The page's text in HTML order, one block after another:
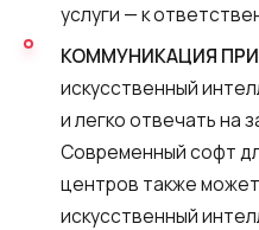
услуги — к
КОММУНИКАЦИЯ
искусственный
и легко отвечать на
Современный софт
центров также
искусственный